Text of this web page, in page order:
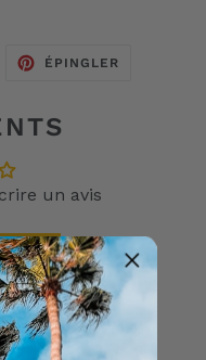
ÉPINGLER
un avis